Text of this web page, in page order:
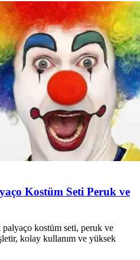
Kostüm Seti Peruk ve
kostüm seti, peruk ve
kolay kullanım ve yüksek